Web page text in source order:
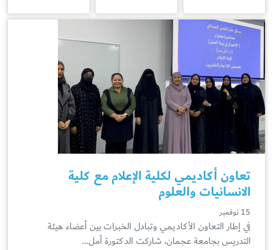
تعاون أكاديمي لكلية الإعلام مع كلية
الانسانيات والعلوم
15 نوفمبر
في إطار التعاون الأكاديمي وتبادل الخبرات بين أعضاء هيئة
التدريس بجامعة عجمان، شاركت الدكتورة أمل…